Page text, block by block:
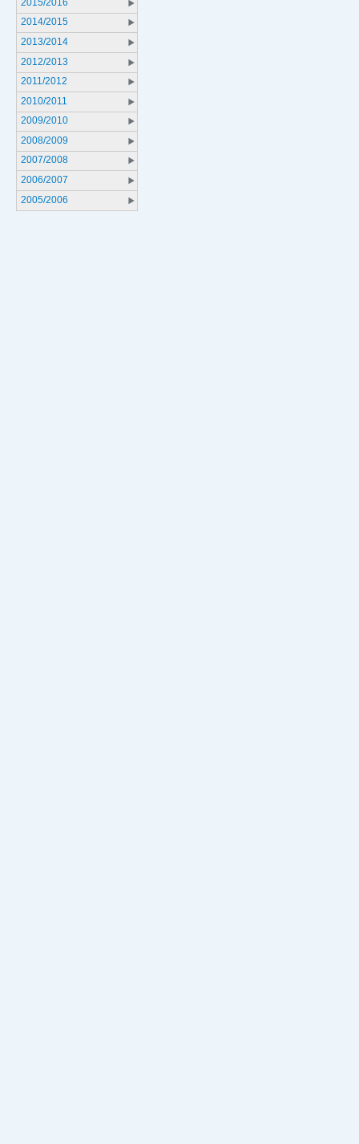
2014/2015
2013/2014
2012/2013
2011/2012
2010/2011
2009/2010
2008/2009
2007/2008
2006/2007
2005/2006